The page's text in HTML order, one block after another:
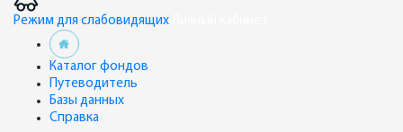
Режим для слабовидящих
Каталог фондов
Путеводитель
Базы данных
Справка